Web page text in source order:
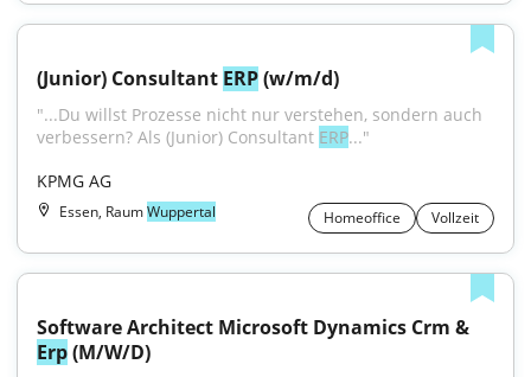
(Junior) Consultant ERP (w/m/d)
"...Du willst Prozesse nicht nur verstehen, sondern auch
verbessern? Als (Junior) Consultant ERP..."
KPMG AG
Essen, RaumWuppertal Homeoffice Vollzeit
Erp (M/W/D)